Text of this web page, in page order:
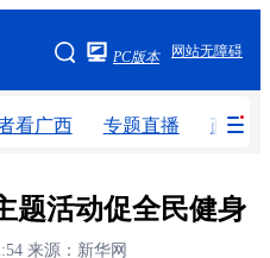
网站无障碍
PC版本
看广西 专题直播 政务
地图
者 专题直播 政务信息
题活动促全民健身
来源：新华网